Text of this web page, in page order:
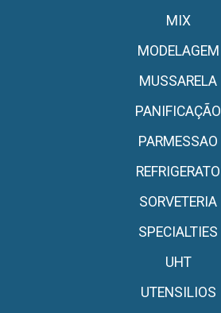
MIX
MODELAGEM
MUSSARELA
PANIFICAÇÃO
PARMESSAO
REFRIGERATO
SORVETERIA
SPECIALTIES
UHT
UTENSILIOS